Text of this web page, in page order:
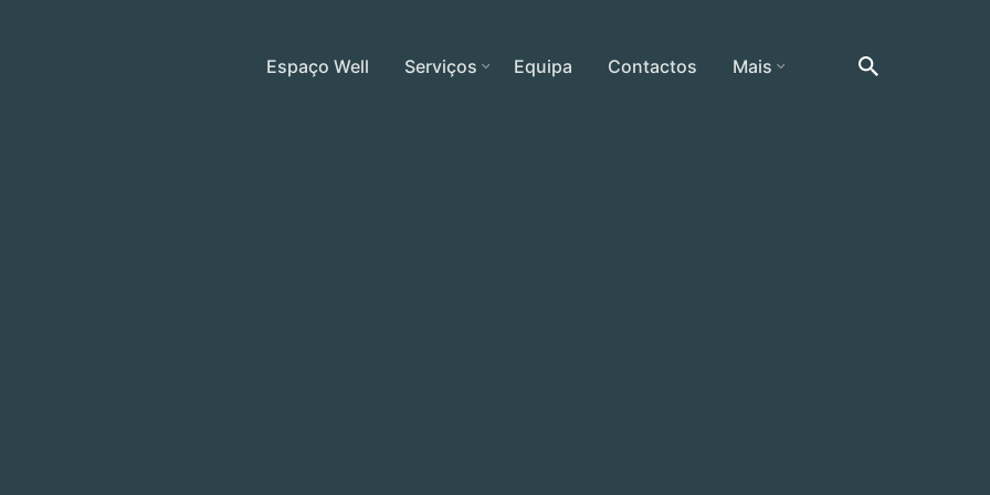
Espaço Well Serviços Equipa Contactos Mais